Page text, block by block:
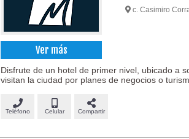
Ver más
c. Casimiro
Disfrute de un hotel de primer nivel, ubicado a
visitan la ciudad por planes de negocios o
Teléfono Celular Compartir